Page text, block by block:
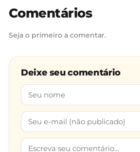
Comentários
Seja o primeiro a comentar.
Deixe seu comentário